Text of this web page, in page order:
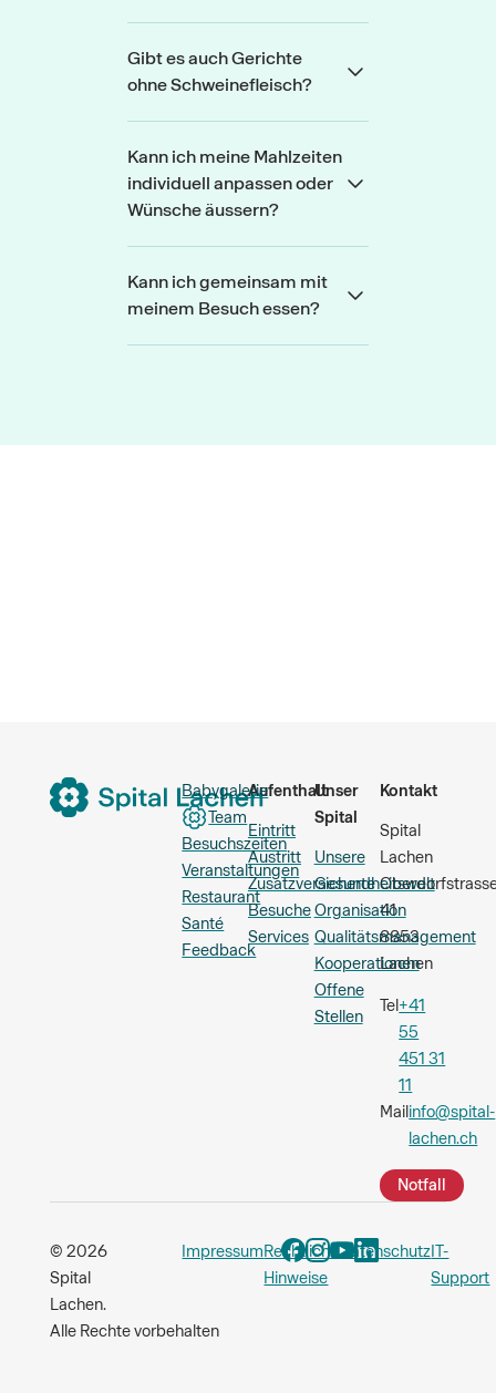
Gibt es auch Gerichte
ohne Schweinefleisch?
Kann ich meine Mahlzeiten
individuell anpassen oder
Wünsche äussern?
Kann ich gemeinsam mit
meinem Besuch essen?
Babygalerie
Team
Besuchszeiten
Veranstaltungen
Restaurant
Santé
Feedback
Aufenthalt
Eintritt
Austritt
Zusatzversicherte
Besuche
Services
Unser
Spital
Unsere
Gesundheitswelt
Organisation
Qualitätsmanagement
Kooperationen
Offene
Stellen
Kontakt
Spital
Lachen
41
8853
Lachen
Tel+41
55
451 31
11
Mailinfo@spital-
lachen.ch
Notfall
© 2026
Spital
Lachen.
Alle Rechte vorbehalten
ImpressumRechtliche
Hinweise
DatenschutzIT-
Support